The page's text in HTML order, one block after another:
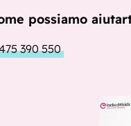
possiamo
390 550